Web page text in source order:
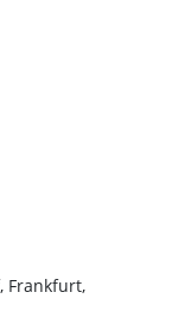
Frankfurt,